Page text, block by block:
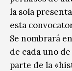
la sola
esta
Se nombrará
de cada uno
parte de la